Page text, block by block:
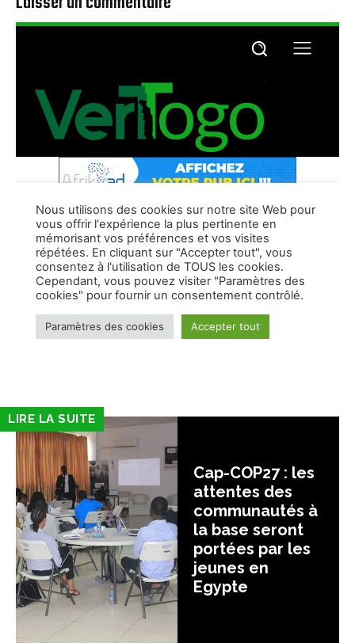
LIRE LA SUITE
Cap-COP27 : les
attentes des
communautés à
la base seront
portées par les
jeunes en
Egypte